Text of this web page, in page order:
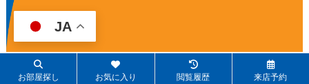
お部屋探し お気に入り 閲覧履歴 来店予約
JA